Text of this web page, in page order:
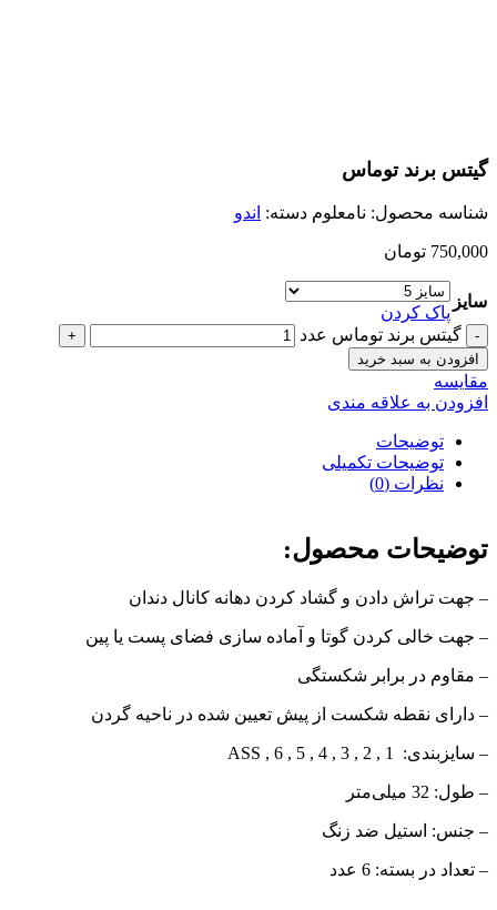
گيتس برند توماس
شناسه محصول: نامعلوم دسته: اندو
750,000 تومان
سایز
پاک کردن
گيتس برند توماس عدد
افزودن به سبد خرید
مقایسه
افزودن به علاقه مندی
توضیحات
توضیحات تکمیلی
نظرات (0)
توضیحات محصول:
– جهت تراش دادن و گشاد کردن دهانه کانال دندان
– جهت خالی کردن گوتا و آماده سازی فضای پست یا پین
– مقاوم در برابر شکستگی
– دارای نقطه شکست از پیش تعیین شده در ناحیه گردن
– سایزبندی: 1 , 2 , 3 , 4 , 5 , 6 , ASS
– طول: 32 میلی‌متر
– جنس: استیل ضد زنگ
– تعداد در بسته: 6 عدد